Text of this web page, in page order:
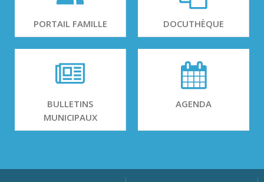
PORTAIL FAMILLE DOCUTHÈQUE
BULLETINS
MUNICIPAUX
AGENDA